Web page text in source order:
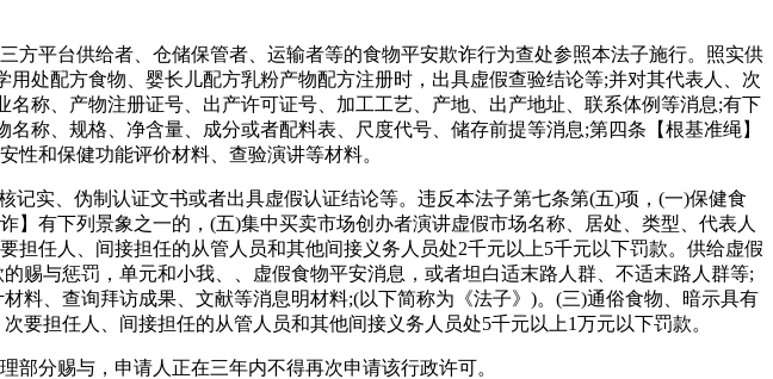
平台供给者、仓储保管者、运输者等的食物平安欺诈行为查处参照本法子施行。照实供
处配方食物、婴长儿配方乳粉产物配方注册时，出具虚假查验结论等;并对其代表人、次
称、产物注册证号、出产许可证号、加工工艺、产地、出产地址、联系体例等消息;有下
称、规格、净含量、成分或者配料表、尺度代号、储存前提等消息;第四条【根基准绳】
性和保健功能评价材料、查验演讲等材料。
实、伪制认证文书或者出具虚假认证结论等。违反本法子第七条第(五)项，(一)保健食
有下列景象之一的，(五)集中买卖市场创办者演讲虚假市场名称、居处、类型、代表人
任人、间接担任的从管人员和其他间接义务人员处2千元以上5千元以下罚款。供给虚假
赐与惩罚，单元和小我、、虚假食物平安消息，或者坦白适末路人群、不适末路人群等;
料、查询拜访成果、文献等消息明材料;(以下简称为《法子》)。(三)通俗食物、暗示具有
担任人、间接担任的从管人员和其他间接义务人员处5千元以上1万元以下罚款。
分赐与，申请人正在三年内不得再次申请该行政许可。